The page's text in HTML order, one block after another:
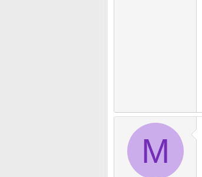
M